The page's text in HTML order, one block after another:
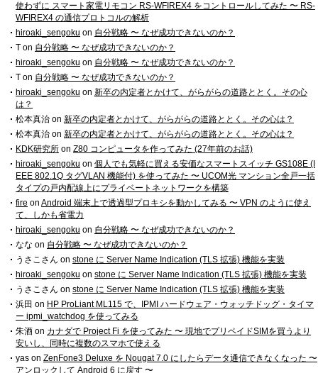
使わずに スマート家電リモコン RS-WFIREX4 をコントロールしてみた 〜 RS-
WFIREX4 の通信プロトコルの解析
hiroaki_sengoku on 自分戦略 〜 なぜ成功できないのか？
T on 自分戦略 〜 なぜ成功できないのか？
hiroaki_sengoku on 自分戦略 〜 なぜ成功できないのか？
T on 自分戦略 〜 なぜ成功できないのか？
hiroaki_sengoku on 新卒の内定者とかけて、がらがらの道路ととく。その心
は？
松本真治 on 新卒の内定者とかけて、がらがらの道路ととく。その心は？
松本真治 on 新卒の内定者とかけて、がらがらの道路ととく。その心は？
KDK研究所 on Z80 コンピュータを作ってみた (27年前のお話)
hiroaki_sengoku on 個人でも気軽に買える安価なスマートスイッチ GS108E (I
EEE 802.1Q タグVLAN 機能付) を使ってみた 〜 UCOM光 マンション全戸一括
タイプの戸内配線上にプライベートネットワークを構築
fire on Android 端末上で透過型プロキシを動かしてみる 〜 VPN のように使え
て、しかも省電力
hiroaki_sengoku on 自分戦略 〜 なぜ成功できないのか？
なな on 自分戦略 〜 なぜ成功できないのか？
うさこさん on stone に Server Name Indication (TLS 拡張) 機能を実装
hiroaki_sengoku on stone に Server Name Indication (TLS 拡張) 機能を実装
うさこさん on stone に Server Name Indication (TLS 拡張) 機能を実装
浜田 on HP ProLiant ML115 で、IPMI ハードウェア・ウォッチドッグ・タイマ
ー ipmi_watchdog を使ってみる
朱酒 on カナダで Project Fi を使ってみた 〜 現地でプリペイドSIMを買うより
安いし、同時に複数のスマホで使える
yas on ZenFone3 Deluxe を Nougat 7.0 にしたらデータ通信できなくなった 〜
アンロックして Android 6 に戻す 〜